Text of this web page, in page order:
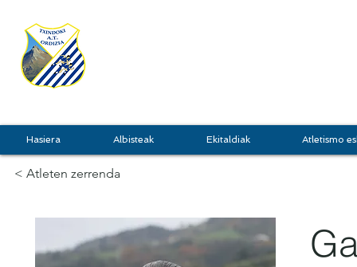
< Atleten zerrenda
Hasiera Albisteak Ekitaldiak Atletismo